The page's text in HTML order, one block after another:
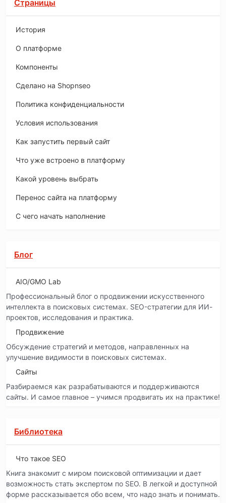
Страницы
История
O платформе
Компоненты
Сделано на Shopnseo
Политика конфиденциальности
Условия использования
Как запустить первый сайт
Что уже встроено в платформу
Какой уровень выбрать
Перенос сайта на платформу
С чего начать наполнение
Блог
AIO/GMO Lab
Профессиональный блог о продвижении искусственного
интеллекта в поисковых системах. SEO-стратегии для ИИ-
проектов, исследования и практика.
Продвижение
Обсуждение стратегий и методов, направленных на
улучшение видимости в поисковых системах.
Сайты
Разбираемся как разрабатываются и поддерживаются
сайты. И самое главное – учимся продвигать их на практике!
Библиотека
Что такое SEO
Книга знакомит с миром поисковой оптимизации и дает
возможность стать экспертом по SEO. В легкой и доступной
форме рассказывается обо всем, что надо знать и понимать.